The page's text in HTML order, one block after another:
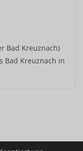
Bad Kreuznach)
Bad Kreuznach in